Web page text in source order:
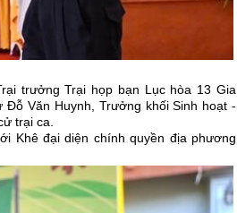
trưởng Trại họp bạn Lục hòa 13 Gia
Văn Huynh, Trưởng khối Sinh hoạt -
trại ca.
Khê đại diện chính quyền địa phương